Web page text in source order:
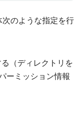
のような指定を行
（ディレクトリを
ーミッション情報